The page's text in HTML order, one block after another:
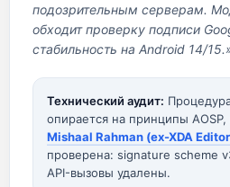
подозрительным серверам.
обходит проверку подписи
стабильность на Android 14/
Технический аудит:
опирается на принципы
Mishaal Rahman (ex-XDA
проверена: signature scheme
API-вызовы удалены.